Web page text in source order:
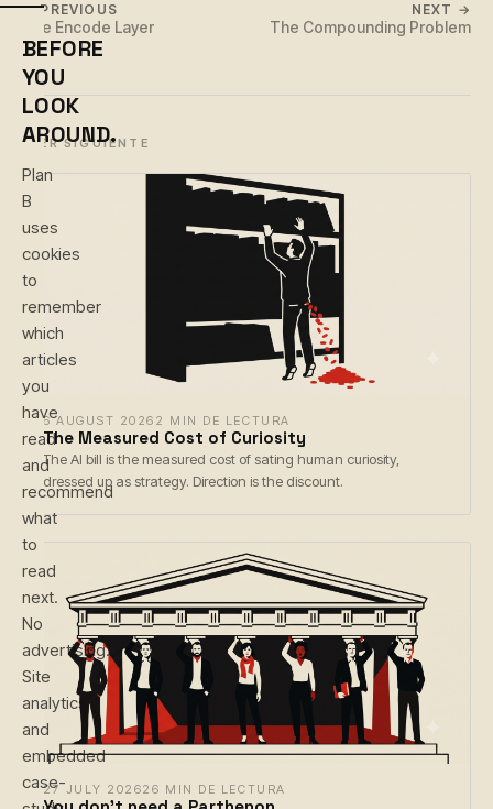
← PREVIOUS
The Encode Layer
NEXT →
The Compounding Problem
LEER SIGUIENTE
6 AUGUST 2026 2 MIN DE LECTURA
The Measured Cost of Curiosity
The AI bill is the measured cost of sating human curiosity,
dressed up as strategy. Direction is the discount.
27 JULY 202626 MIN DE LECTURA
BEFORE
YOU
LOOK
AROUND.
Plan
B
uses
cookies
to
remember
which
articles
you
have
read
and
recommend
what
to
read
next.
No
advertising.
Site
analytics
and
embedded
case-